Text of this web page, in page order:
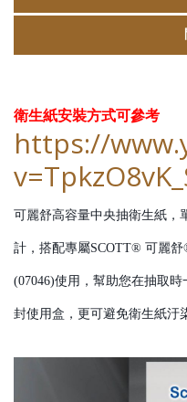
衛生紙安裝方式可參考
https://
可麗舒高容量中央抽衛生紙，
計，搭配專屬SCOTT® 可麗
(07046)使用，幫助您在抽取
封使用盒，更可避免衛生紙汙